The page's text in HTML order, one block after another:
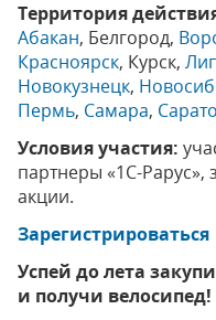
Территория
Абакан, Белгород,
Красноярск, Курск,
Новокузнецк,
Пермь, Самара,
Условия участия:
партнеры «1С-Рарус»,
акции.
Зарегистрироваться
Успей до лета
и получи велосипед!